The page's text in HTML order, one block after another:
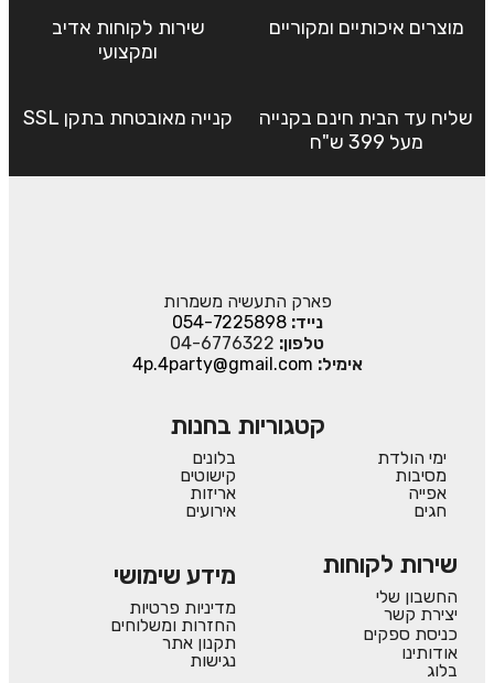
מוצרים איכותיים ומקוריים
שירות לקוחות אדיב
ומקצועי
שליח עד הבית חינם בקנייה
מעל 399 ש"ח
קנייה מאובטחת בתקן SSL
פארק התעשיה משמרות
נייד:054-7225898
טלפון: 04-6776322
אימיל: 4p.4party@gmail.com
קטגוריות בחנות
ימי הולדת
מסיבות
אפייה
חגים
בלונים
קישוטים
אריזות
אירועים
שירות לקוחות
החשבון שלי
יצירת קשר
כניסת ספקים
אודותינו
בלוג
מידע שימושי
מדיניות פרטיות
החזרות ומשלוחים
תקנון אתר
נגישות